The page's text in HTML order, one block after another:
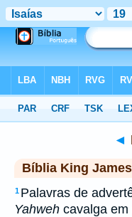
◄
Bíblia King
1 Palavras de
Yahweh cavalga em